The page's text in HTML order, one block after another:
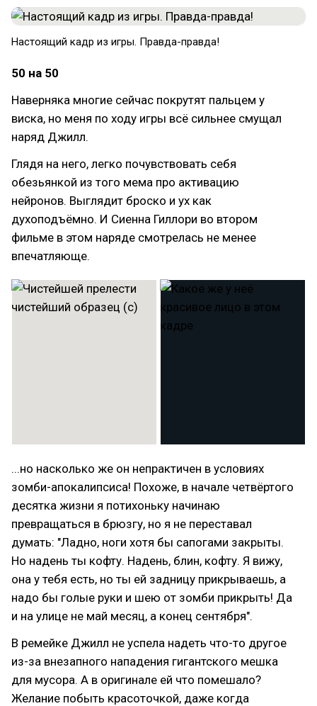
Настоящий кадр из игры. Правда-правда!
50 на 50
Наверняка многие сейчас покрутят пальцем у
виска, но меня по ходу игры всё сильнее смущал
наряд Джилл.
Глядя на него, легко почувствовать себя
обезьянкой из того мема про активацию
нейронов. Выглядит броско и ух как
духоподъёмно. И Сиенна Гиллори во втором
фильме в этом наряде смотрелась не менее
впечатляюще.
...но насколько же он непрактичен в условиях
зомби-апокалипсиса! Похоже, в начале четвёртого
десятка жизни я потихоньку начинаю
превращаться в брюзгу, но я не переставал
думать: "Ладно, ноги хотя бы сапогами закрыты.
Но надень ты кофту. Надень, блин, кофту. Я вижу,
она у тебя есть, но ты ей задницу прикрываешь, а
надо бы голые руки и шею от зомби прикрыть! Да
и на улице не май месяц, а конец сентября".
В ремейке Джилл не успела надеть что-то другое
из-за внезапного нападения гигантского мешка
для мусора. А в оригинале ей что помешало?
Желание побыть красоточкой, даже когда